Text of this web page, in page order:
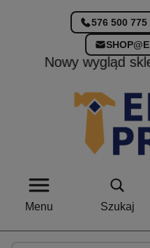
576 500 775
Nowa
Menu Szukaj